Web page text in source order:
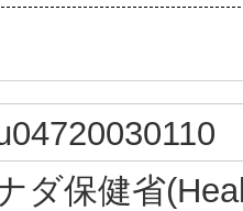
ダ保健省